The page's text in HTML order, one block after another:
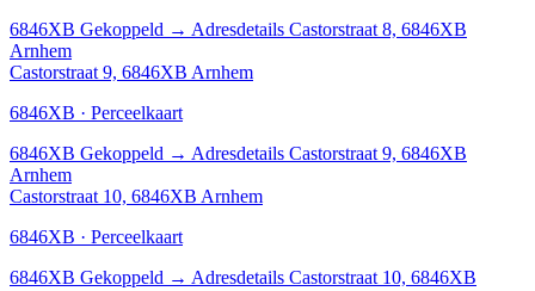
6846XB Gekoppeld → Adresdetails Castorstraat 8, 6846XB
Arnhem
Castorstraat 9, 6846XB Arnhem
6846XB · Perceelkaart
6846XB Gekoppeld → Adresdetails Castorstraat 9, 6846XB
Arnhem
Castorstraat 10, 6846XB Arnhem
6846XB · Perceelkaart
6846XB Gekoppeld → Adresdetails Castorstraat 10, 6846XB